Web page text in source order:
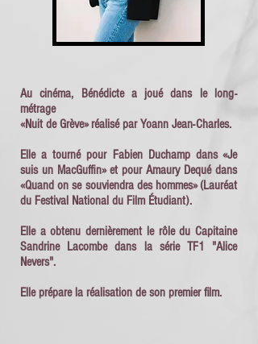
Au cinéma, Bénédicte a joué dans le long-
métrage
«Nuit de Grève» réalisé par Yoann Jean-Charles.
Elle a tourné pour Fabien Duchamp dans «Je
suis un MacGuffin» et pour Amaury Dequé dans
«Quand on se souviendra des hommes» (Lauréat
du Festival National du Film Étudiant).
Elle a obtenu dernièrement le rôle du Capitaine
Sandrine Lacombe dans la série TF1 "Alice
Nevers".
Elle prépare la réalisation de son premier film.